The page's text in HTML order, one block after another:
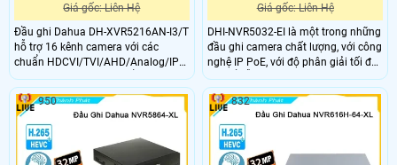
Giá gốc: Liên Hệ
Đầu ghi Dahua DH-XVR5216AN-I3/T
hỗ trợ 16 kênh camera với các
chuẩn HDCVI/TVI/AHD/Analog/IP
khác nhau, sử dụng chuẩn nén
H.265+/AI-Coding tiết kiệm dung
lượng lưu trữ. Ghi hình đến 5M-N,
xuất hình HDMI 4K/VGA Full HD, hỗ
trợ AI thông minh với SMD Plus,
AcuPick, IVS và nhận diện khuôn
Giá gốc: Liên Hệ
DHI-NVR5032-EI là một trong những
đầu ghi camera chất lượng, với công
nghệ IP PoE, với độ phân giải tối đa
có thể hỗ trợ lên đến 32MP và băng
thông đầu vào lên đến 384 Mbps, hỗ
trợ 16 ổ cứng với mỗi ổ hỗ trợ tối đa
20TB
950 832